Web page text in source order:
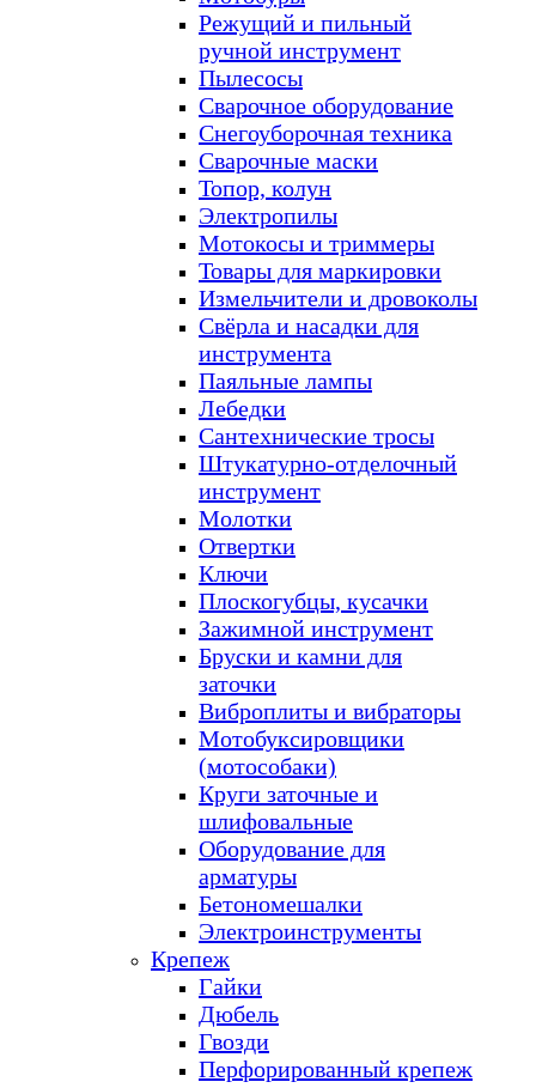
Режущий и пильный
ручной инструмент
Пылесосы
Сварочное оборудование
Снегоуборочная техника
Сварочные маски
Топор, колун
Электропилы
Мотокосы и триммеры
Товары для маркировки
Измельчители и дровоколы
Свёрла и насадки для
инструмента
Паяльные лампы
Лебедки
Сантехнические тросы
Штукатурно-отделочный
инструмент
Молотки
Отвертки
Ключи
Плоскогубцы, кусачки
Зажимной инструмент
Бруски и камни для
заточки
Виброплиты и вибраторы
Мотобуксировщики
(мотособаки)
Круги заточные и
шлифовальные
Оборудование для
арматуры
Бетономешалки
Электроинструменты
Крепеж
Гайки
Дюбель
Гвозди
Перфорированный крепеж